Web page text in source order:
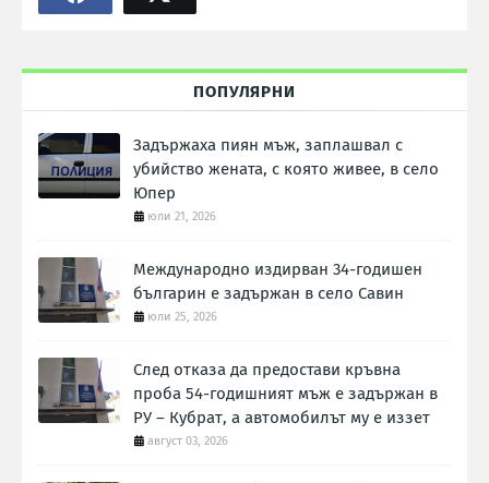
ПОПУЛЯРНИ
Задържаха пиян мъж, заплашвал с
убийство жената, с която живее, в село
Юпер
юли 21, 2026
Международно издирван 34-годишен
българин е задържан в село Савин
юли 25, 2026
След отказа да предостави кръвна
проба 54-годишният мъж е задържан в
РУ – Кубрат, а автомобилът му е иззет
август 03, 2026